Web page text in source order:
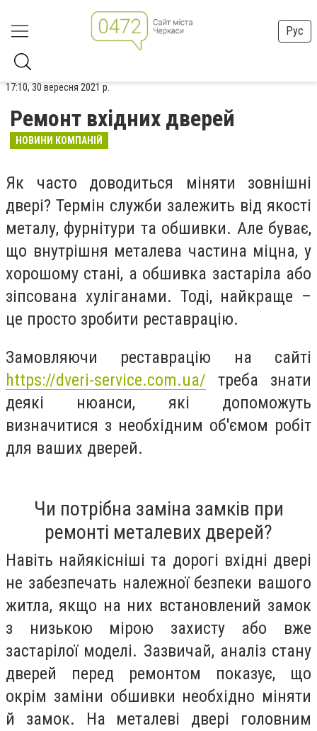
Рус
17:10, 30 вересня 2021 р.
Ремонт вхідних дверей
НОВИНИ КОМПАНІЙ
Як часто доводиться міняти зовнішні
двері? Термін служби залежить від якості
металу, фурнітури та обшивки. Але буває,
що внутрішня металева частина міцна, у
хорошому стані, а обшивка застаріла або
зіпсована хуліганами. Тоді, найкраще –
це просто зробити реставрацію.
Замовляючи реставрацію на сайті
https://dveri-service.com.ua/ треба знати
деякі нюанси, які допоможуть
визначитися з необхідним об'ємом робіт
для ваших дверей.
Чи потрібна заміна замків при
ремонті металевих дверей?
Навіть найякісніші та дорогі вхідні двері
не забезпечать належної безпеки вашого
житла, якщо на них встановлений замок
з низькою мірою захисту або вже
застарілої моделі. Зазвичай, аналіз стану
дверей перед ремонтом показує, що
окрім заміни обшивки необхідно міняти
й замок. На металеві двері головним